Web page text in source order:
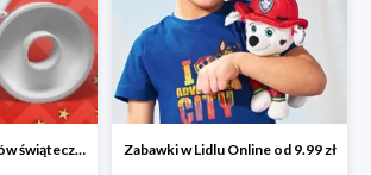
Wyprzedaż artykułów świątecznych w Lidlu Online Zabawki w Lidlu Online od 9.99 zł